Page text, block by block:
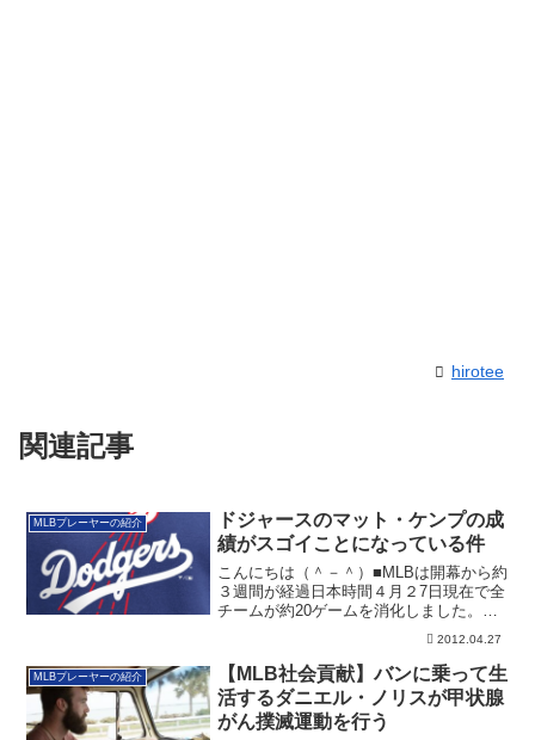
hirotee
関連記事
MLBプレーヤーの紹介
ドジャースのマット・ケンプの成
績がスゴイことになっている件
こんにちは（＾－＾）■MLBは開幕から約
３週間が経過日本時間４月２7日現在で全
チームが約20ゲームを消化しました。ア
2012.04.27
MLBプレーヤーの紹介
【MLB社会貢献】バンに乗って生
活するダニエル・ノリスが甲状腺
がん撲滅運動を行う